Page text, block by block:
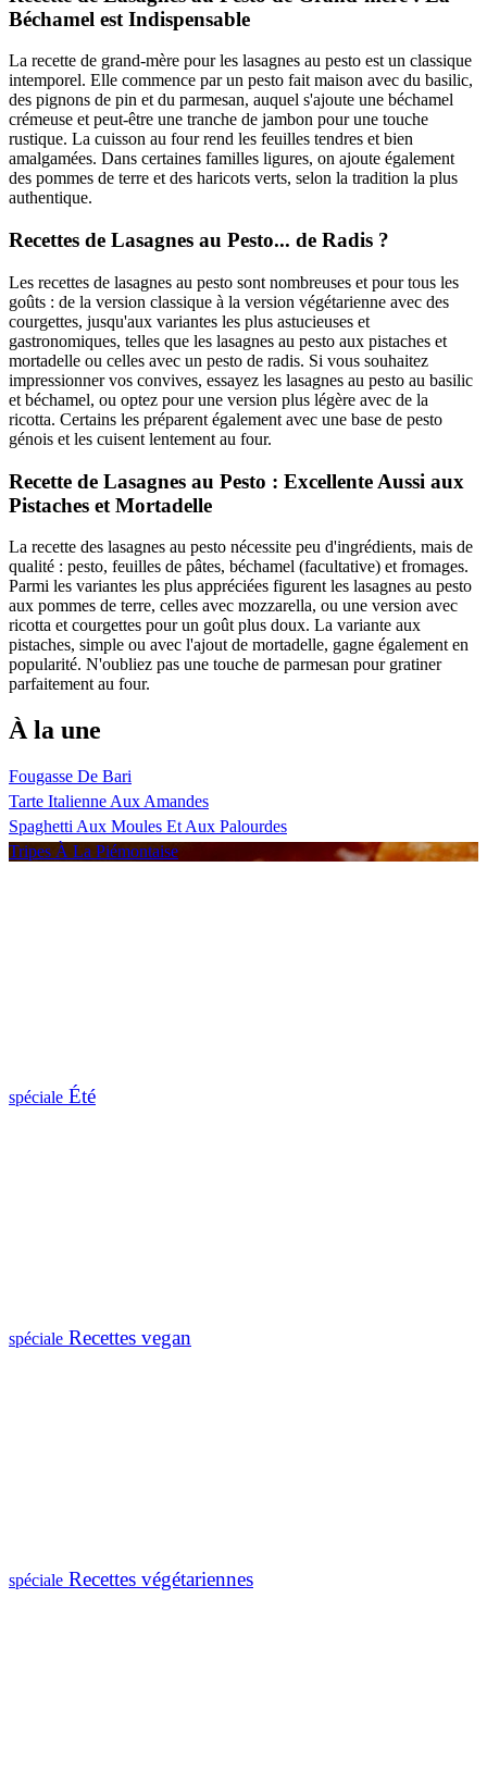
Béchamel est Indispensable
La recette de grand-mère pour les lasagnes au pesto est un classique
intemporel. Elle commence par un pesto fait maison avec du basilic,
des pignons de pin et du parmesan, auquel s'ajoute une béchamel
crémeuse et peut-être une tranche de jambon pour une touche
rustique. La cuisson au four rend les feuilles tendres et bien
amalgamées. Dans certaines familles ligures, on ajoute également
des pommes de terre et des haricots verts, selon la tradition la plus
authentique.
Recettes de Lasagnes au Pesto... de Radis ?
Les recettes de lasagnes au pesto sont nombreuses et pour tous les
goûts : de la version classique à la version végétarienne avec des
courgettes, jusqu'aux variantes les plus astucieuses et
gastronomiques, telles que les lasagnes au pesto aux pistaches et
mortadelle ou celles avec un pesto de radis. Si vous souhaitez
impressionner vos convives, essayez les lasagnes au pesto au basilic
et béchamel, ou optez pour une version plus légère avec de la
ricotta. Certains les préparent également avec une base de pesto
génois et les cuisent lentement au four.
Recette de Lasagnes au Pesto : Excellente Aussi aux
Pistaches et Mortadelle
La recette des lasagnes au pesto nécessite peu d'ingrédients, mais de
qualité : pesto, feuilles de pâtes, béchamel (facultative) et fromages.
Parmi les variantes les plus appréciées figurent les lasagnes au pesto
aux pommes de terre, celles avec mozzarella, ou une version avec
ricotta et courgettes pour un goût plus doux. La variante aux
pistaches, simple ou avec l'ajout de mortadelle, gagne également en
popularité. N'oubliez pas une touche de parmesan pour gratiner
parfaitement au four.
À la une
Fougasse De Bari
Tarte Italienne Aux Amandes
Spaghetti Aux Moules Et Aux Palourdes
Tripes À La Piémontaise
spéciale Été
spéciale Recettes vegan
spéciale Recettes végétariennes